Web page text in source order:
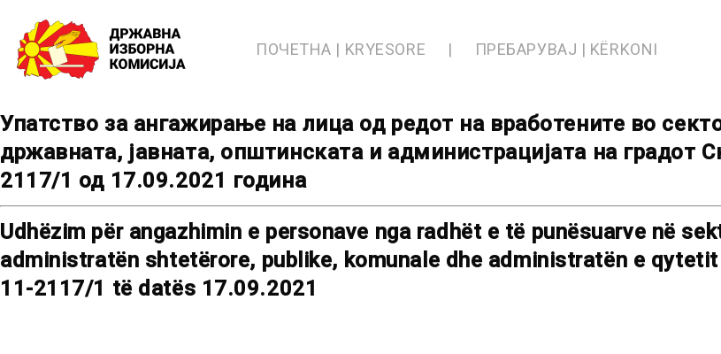
content
ПОЧЕТНА | KRYESORE ПРЕБАРУВАЈ | KËRKONI
Упатство за ангажирање на лица од редот на вработените во
државната, јавната, општинската и администрацијата на градот
2117/1 од 17.09.2021 година
Udhëzim për angazhimin e personave nga radhët e të punësuarve në
administratën shtetërore, publike, komunale dhe administratën e
11-2117/1 të datës 17.09.2021